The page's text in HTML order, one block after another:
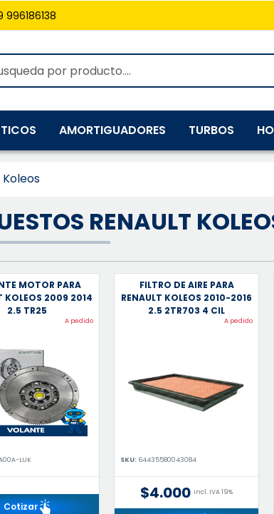
996186138
AMORTIGUADORES TURBOS
Koleos
RENAULT
MOTOR PARA
KOLEOS 2009 2014
2.5 TR25
A pedido
LUK
Cotizar
FILTRO DE AIRE PARA
RENAULT KOLEOS 2010-2016
2.5 2TR703 4 CIL
A pedido
SKU: 64435580043084
$4.000 incl. IVA 19%